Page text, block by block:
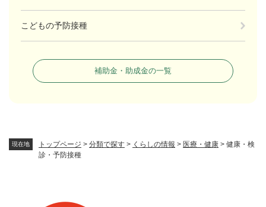
現在地 トップページ > 分類で探す > くらしの情報 > 医療・健康 > 健康・検
診・予防接種
こどもの予防接種
補助金・助成金の一覧